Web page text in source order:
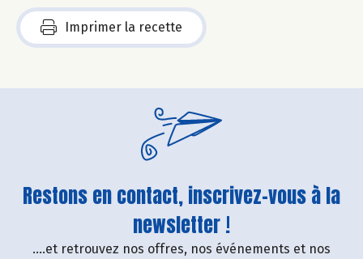
Imprimer la recette
Restons en contact, inscrivez-vous à la
newsletter !
....et retrouvez nos offres, nos événements et nos